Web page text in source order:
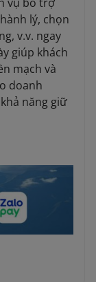
lý, chọn
v.v. ngay
giúp khách
mạch và
doanh
năng giữ